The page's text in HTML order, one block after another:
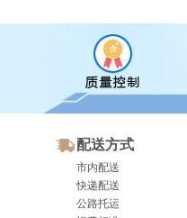
配送方式
市内配送
快递配送
公路托运